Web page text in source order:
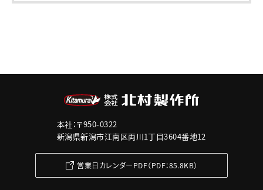
本社：〒950-0322
新潟県新潟市江南区両川1丁目3604番地12
営業日カレンダーPDF（PDF：85.8KB）